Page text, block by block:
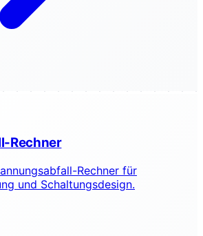
Rechner
Rechner für
und Schaltungsdesign.